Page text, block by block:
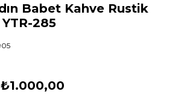
Babet Kahve Rustik
285
₺1.000,00